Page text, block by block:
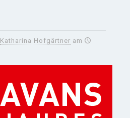
Katharina Hofgärtner am